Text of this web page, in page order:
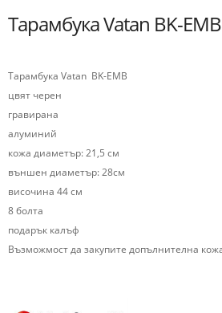
Тарамбука Vatan BK-EMB
Тарамбука Vatan BK-EMB
цвят черен
гравирана
алуминий
кожа диаметър: 21,5 см
външен диаметър: 28см
височина 44 см
8 болта
подарък калъф
Възможмост да закупите допълнителна